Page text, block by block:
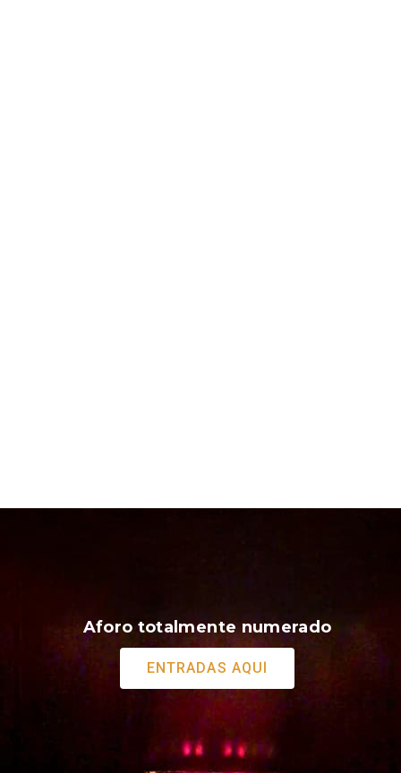
Aforo totalmente numerado
ENTRADAS AQUÍ